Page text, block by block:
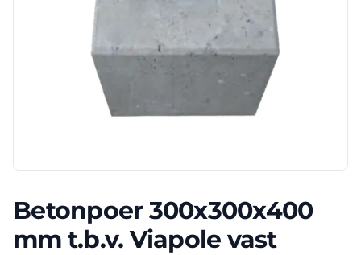
Betonpoer 300x300x400
mm t.b.v. Viapole vast